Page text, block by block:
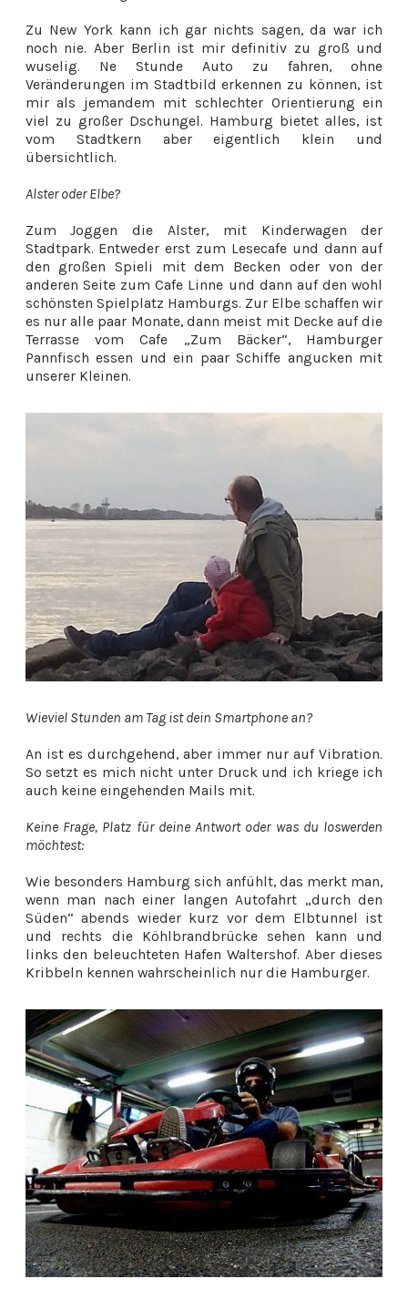
Zu New York kann ich gar nichts sagen, da war ich
noch nie. Aber Berlin ist mir definitiv zu groß und
wuselig. Ne Stunde Auto zu fahren, ohne
Veränderungen im Stadtbild erkennen zu können, ist
mir als jemandem mit schlechter Orientierung ein
viel zu großer Dschungel. Hamburg bietet alles, ist
vom Stadtkern aber eigentlich klein und
übersichtlich.
Alster oder Elbe?
Zum Joggen die Alster, mit Kinderwagen der
Stadtpark. Entweder erst zum Lesecafe und dann auf
den großen Spieli mit dem Becken oder von der
anderen Seite zum Cafe Linne und dann auf den wohl
schönsten Spielplatz Hamburgs. Zur Elbe schaffen wir
es nur alle paar Monate, dann meist mit Decke auf die
Terrasse vom Cafe „Zum Bäcker“, Hamburger
Pannfisch essen und ein paar Schiffe angucken mit
unserer Kleinen.
Wieviel Stunden am Tag ist dein Smartphone an?
An ist es durchgehend, aber immer nur auf Vibration.
So setzt es mich nicht unter Druck und ich kriege ich
auch keine eingehenden Mails mit.
Keine Frage, Platz für deine Antwort oder was du loswerden
möchtest:
Wie besonders Hamburg sich anfühlt, das merkt man,
wenn man nach einer langen Autofahrt „durch den
Süden“ abends wieder kurz vor dem Elbtunnel ist
und rechts die Köhlbrandbrücke sehen kann und
links den beleuchteten Hafen Waltershof. Aber dieses
Kribbeln kennen wahrscheinlich nur die Hamburger.